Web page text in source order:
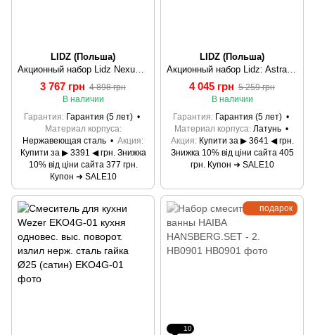
LIDZ (Польша)
3 767 грн 4 898 грн
В наличии
Гарантия
Гарантия (5 лет)
Материал корпуса
Нержавеющая сталь
Акция
Купити за ▶ 3391 ◀ грн. Знижка
10% від ціни сайта 377 грн.
Купон ➜ SALE10
LIDZ (Польша)
4 045 грн 5 259 грн
В наличии
Гарантия
Гарантия (5 лет)
Материал корпуса Латунь
Акция
Купити за ▶ 3641 ◀ грн.
Знижка 10% від ціни сайта 405
грн. Купон ➜ SALE10
подарок
10